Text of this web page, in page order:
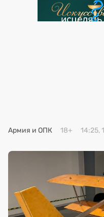
Армия и ОПК 18+ 14:25,